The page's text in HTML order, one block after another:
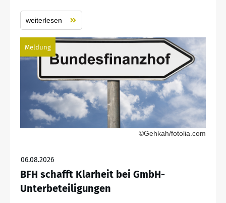
weiterlesen
Meldung
©Gehkah/fotolia.com
06.08.2026
BFH schafft Klarheit bei GmbH-
Unterbeteiligungen